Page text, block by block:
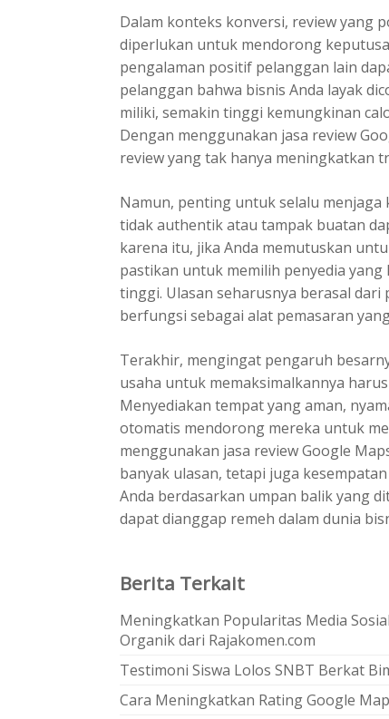
Dalam konteks konversi, review yang
diperlukan untuk mendorong
pengalaman positif pelanggan lain
pelanggan bahwa bisnis Anda layak
miliki, semakin tinggi kemungkinan
Dengan menggunakan jasa review
review yang tak hanya meningkatkan
Namun, penting untuk selalu menjaga
tidak authentik atau tampak buatan
karena itu, jika Anda memutuskan
pastikan untuk memilih penyedia
tinggi. Ulasan seharusnya berasal
berfungsi sebagai alat pemasaran
Terakhir, mengingat pengaruh
usaha untuk memaksimalkannya
Menyediakan tempat yang aman,
otomatis mendorong mereka untuk
menggunakan jasa review Google
banyak ulasan, tetapi juga
Anda berdasarkan umpan balik yang
dapat dianggap remeh dalam dunia
Berita Terkait
Meningkatkan Popularitas Media
Organik dari Rajakomen.com
Testimoni Siswa Lolos SNBT Berkat
Cara Meningkatkan Rating Google